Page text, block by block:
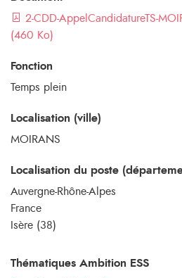
2-CDD-AppelCandidatureTS-
(460 Ko)
Fonction
Temps plein
Localisation (ville)
MOIRANS
Localisation du poste
Auvergne-Rhône-Alpes
France
Isère (38)
Thématiques Ambition ESS